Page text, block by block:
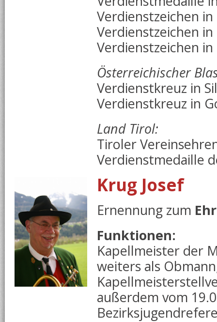
Verdienstzeichen
Verdienstzeichen in
Verdienstzeichen in
Österreichischer
Verdienstkreuz in
Verdienstkreuz in
Land Tirol:
Tiroler
Verdienstmedaille
Krug Josef
Ernennung zum
Funktionen:
Kapellmeister der
weiters als
außerdem vom